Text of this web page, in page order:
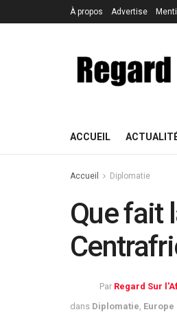
À propos Advertise
ACCUEIL
Accueil Diplomatie
Que fait
Par Regard Sur
dans Diplomatie Europe